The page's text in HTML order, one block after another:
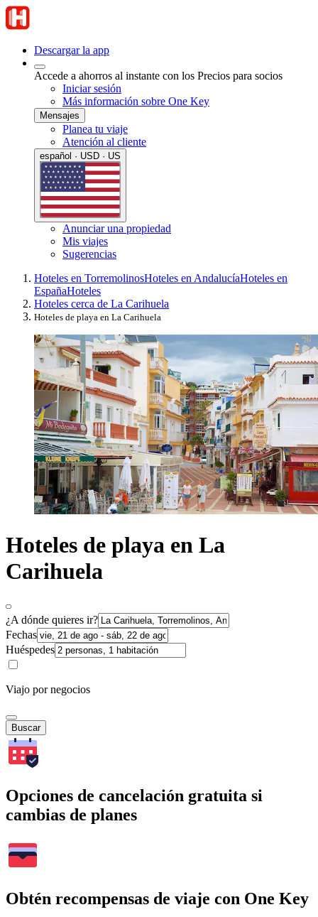
Descargar la app
Accede a ahorros al instante con los Precios para socios
Iniciar sesión
Más información sobre One Key
Mensajes
Planea tu viaje
Atención al cliente
español · USD · US
Anunciar una propiedad
Mis viajes
Sugerencias
Hoteles en TorremolinosHoteles en AndalucíaHoteles en
EspañaHoteles
Hoteles cerca de La Carihuela
Hoteles de playa en La Carihuela
Hoteles de playa en La
Carihuela
¿A dónde quieres ir?
Fechas
Huéspedes
Viajo por negocios
Buscar
Opciones de cancelación gratuita si
cambias de planes
Obtén recompensas de viaje con One Key